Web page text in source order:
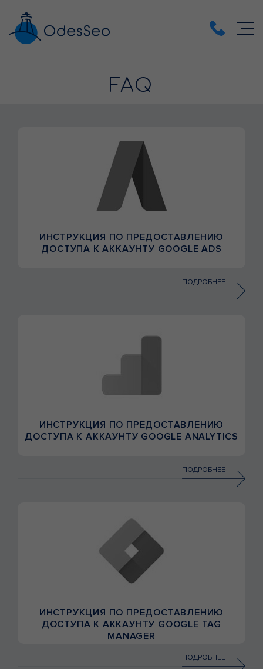
FAQ
ИНСТРУКЦИЯ ПО ПРЕДОСТАВЛЕНИЮ
ДОСТУПА К АККАУНТУ GOOGLE ADS
ПОДРОБНЕЕ
ИНСТРУКЦИЯ ПО ПРЕДОСТАВЛЕНИЮ
ДОСТУПА К АККАУНТУ GOOGLE ANALYTICS
ПОДРОБНЕЕ
ИНСТРУКЦИЯ ПО ПРЕДОСТАВЛЕНИЮ
ДОСТУПА К АККАУНТУ GOOGLE TAG
MANAGER
ПОДРОБНЕЕ